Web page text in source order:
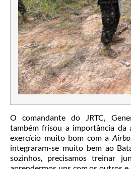
O comandante do JRTC,
também frisou a importância da
exercício muito bom com a
integraram-se muito bem ao
sozinhos, precisamos treinar